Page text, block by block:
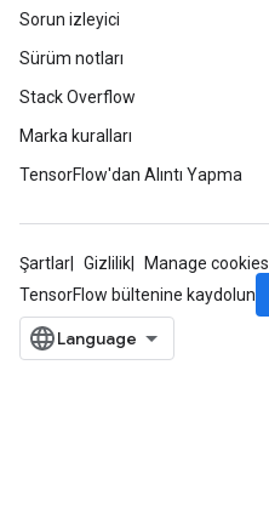
Sorun izleyici
Sürüm notları
Stack Overflow
Marka kuralları
TensorFlow'dan Alıntı Yapma
Şartlar Gizlilik
Manage cookies
TensorFlow bültenine kaydolun